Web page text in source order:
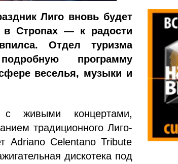
Лиго вновь будет
в Стропах — к радости
Отдел туризма
программу
веселья, музыки и
живыми концертами,
традиционного Лиго-
Adriano Celentano Tribute
дискотека под